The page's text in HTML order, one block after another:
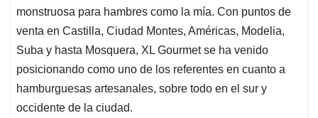
monstruosa para hambres como la mía. Con puntos de
venta en Castilla, Ciudad Montes, Américas, Modelia,
Suba y hasta Mosquera, XL Gourmet se ha venido
posicionando como uno de los referentes en cuanto a
hamburguesas artesanales, sobre todo en el sur y
occidente de la ciudad.